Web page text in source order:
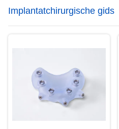
Implantatchirurgische gids